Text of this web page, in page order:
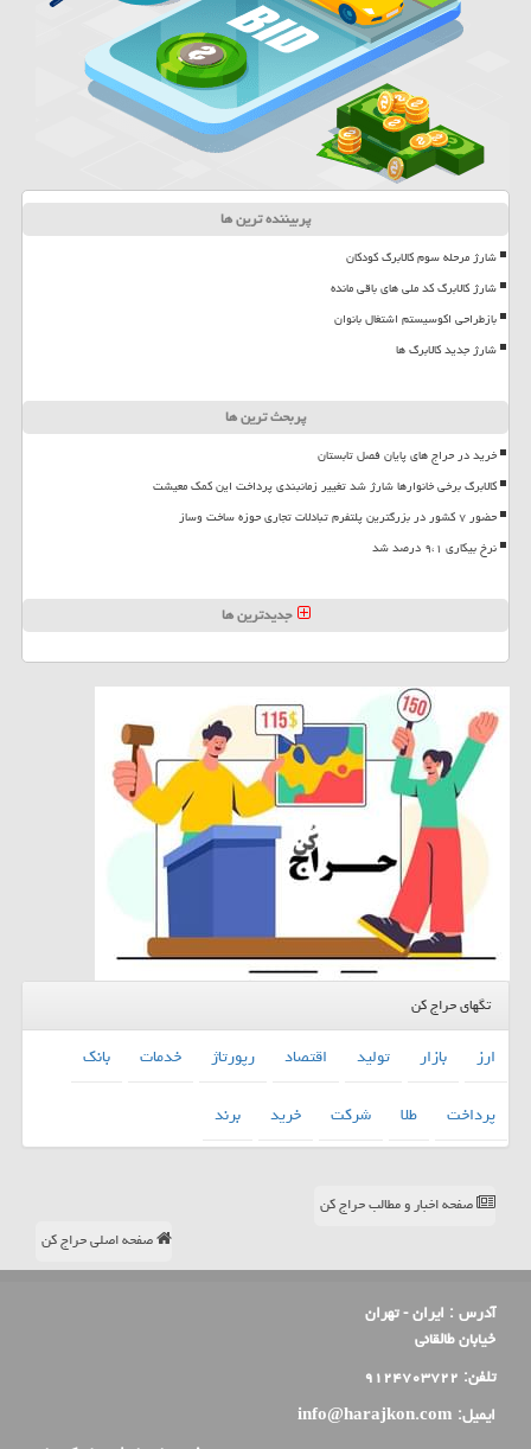
پربیننده ترین ها
شارژ مرحله سوم کالابرگ کودکان
شارژ کالابرگ کد ملی های باقی مانده
بازطراحی اکوسیستم اشتغال بانوان
شارژ جدید کالابرگ ها
پربحث ترین ها
خرید در حراج های پایان فصل تابستان
کالابرگ برخی خانوارها شارژ شد تغییر زمانبندی پرداخت این کمک معیشت
حضور ۷ کشور در بزرگترین پلتفرم تبادلات تجاری حوزه ساخت وساز
نرخ بیکاری ۹،۱ درصد شد
جدیدترین ها
تگهای حراج کن
ارز بازار تولید اقتصاد رپورتاژ خدمات
بانك
پرداخت
طلا شركت خرید برند
صفحه اخبار و مطالب حراج کن
صفحه اصلی حراج کن
آدرس : ایران - تهران
خیابان طالقانی
تلفن: ۹۱۲۴۷۰۳۷۲۲
ایمیل: info@harajkon.com